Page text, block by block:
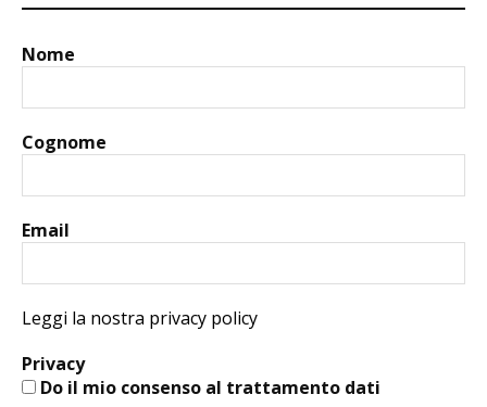
Nome
Cognome
Email
Leggi la nostra privacy policy
Privacy
Do il mio consenso al trattamento dati